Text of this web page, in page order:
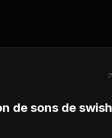
de sons de swish